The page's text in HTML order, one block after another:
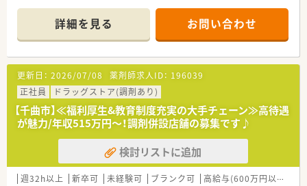
■長野市内に社宅（寮）があり、ご希望の方はご利用いただけま
す。
■経験等により、高年収が検討いただけます。
■調剤未経験・ブランクのある方も丁寧に指導いたします。
■代表者も薬剤師さんです。
詳細を見る お問い合わせ
更新日： 2026/07/08 薬剤師求人ID： 196039
正社員
ドラッグストア(調剤あり)
【千曲市】≪福利厚生&教育制度充実の大手チェーン≫高待遇
が魅力/年収515万円～！調剤併設店舗の募集です♪
検討リストに追加
週32h以上 新卒可 未経験可 ブランク可 高給与(600万円以上)